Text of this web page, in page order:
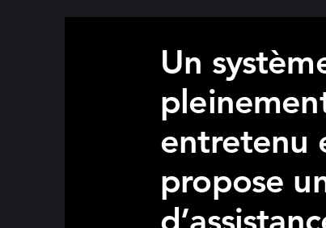
Un
entretenu
propose